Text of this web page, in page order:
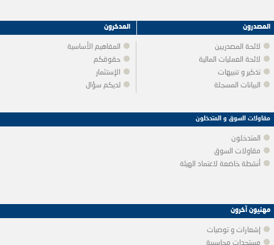
المدخرون
المفاهيم الأساسية
حقوقكم
الإستثمار
لديكم سؤال
المصدرون
لائحة المصدريين
لائحة العمليات المالية
تذكير و تنبيهات
البيانات المسجلة
مقاولات السوق و المتدخلون
المتدخلون
مقاولات السوق
أنشطة خاضعة لاعتماد الهيئة
مهنيون آخرون
إشعارات و توصيات
مستجدات محاسبية